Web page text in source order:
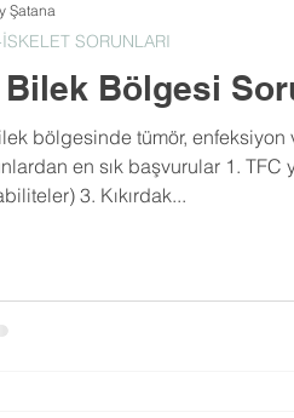
Bilek Bölgesi
bölgesinde tümör, enfeksiyon
en sık başvurular 1. TFC
3. Kıkırdak...
SORUNLARI
Şatana